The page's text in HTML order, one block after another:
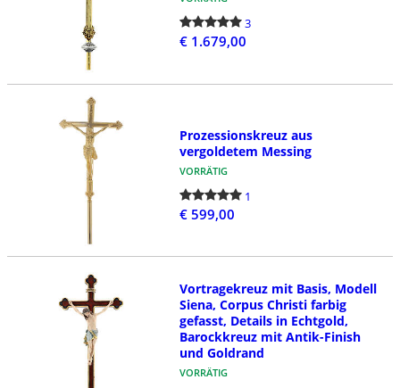
3
€ 1.679,00
Prozessionskreuz aus
vergoldetem Messing
VORRÄTIG
1
€ 599,00
Vortragekreuz mit Basis, Modell
Siena, Corpus Christi farbig
gefasst, Details in Echtgold,
Barockkreuz mit Antik-Finish
und Goldrand
VORRÄTIG